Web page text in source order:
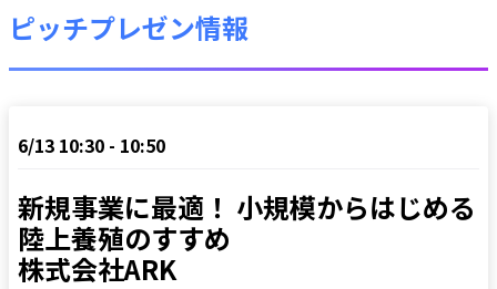
ピッチプレゼン情報
6/13 10:30 - 10:50
新規事業に最適！ 小規模からはじめる
陸上養殖のすすめ
株式会社ARK